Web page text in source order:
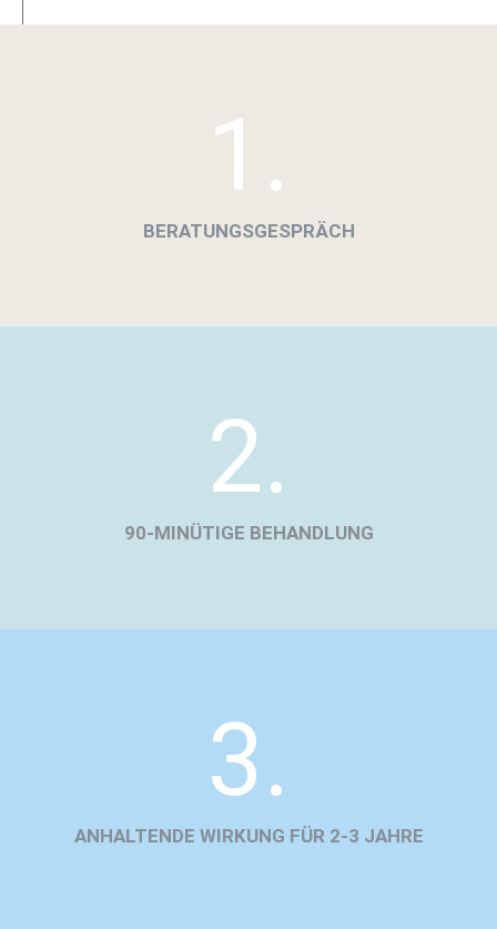
1.
BERATUNGSGESPRÄCH
2.
90-MINÜTIGE BEHANDLUNG
3.
ANHALTENDE WIRKUNG FÜR 2-3 JAHRE